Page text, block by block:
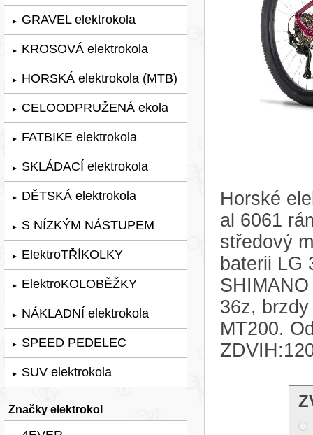
► GRAVEL elektrokola
► KROSOVÁ elektrokola
► HORSKÁ elektrokola (MTB)
► CELOODPRUŽENÁ ekola
► FATBIKE elektrokola
► SKLÁDACÍ elektrokola
► DĚTSKÁ elektrokola
► S NÍZKÝM NÁSTUPEM
► ElektroTŘÍKOLKY
► ElektroKOLOBĚŽKY
► NÁKLADNÍ elektrokola
► SPEED PEDELEC
► SUV elektrokola
Značky elektrokol
Horské
al 6061
středový
baterii LG
36z,
MT200.